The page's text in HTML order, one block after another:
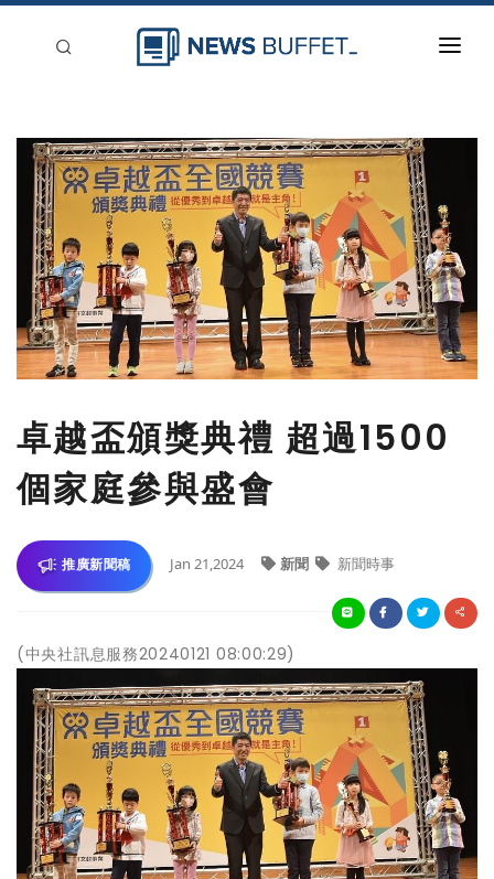
新聞稿分類
登入
刊登
卓越盃頒獎典禮 超過1500
個家庭參與盛會
推廣新聞稿 Jan 21,2024 新聞 新聞時事
(中央社訊息服務20240121 08:00:29)